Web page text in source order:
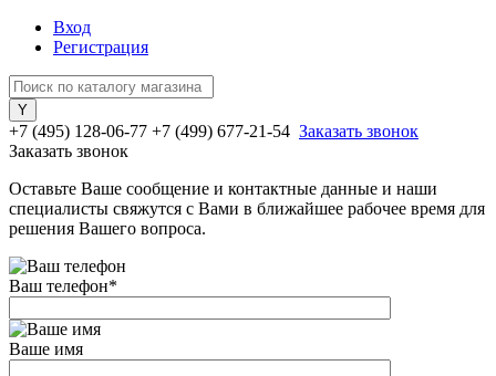
Вход
Регистрация
+7 (495) 128-06-77 +7 (499) 677-21-54 Заказать звонок
Заказать звонок
Оставьте Ваше сообщение и контактные данные и наши
специалисты свяжутся с Вами в ближайшее рабочее время для
решения Вашего вопроса.
Ваш телефон*
Ваше имя